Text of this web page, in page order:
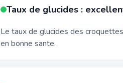
Taux de glucides :
Le taux de glucides des croquettes
en bonne sante.